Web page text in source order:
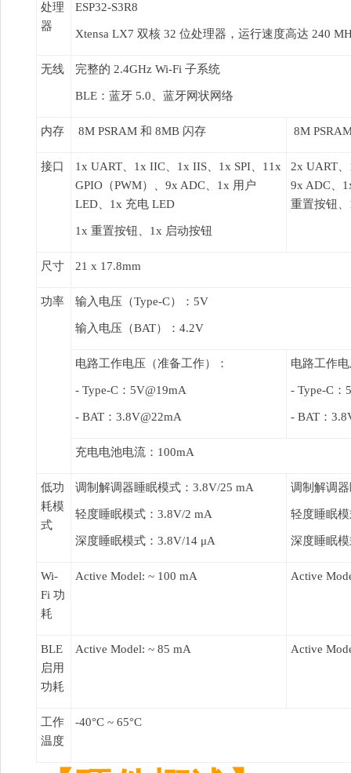
处理
器
ESP32-S3R8
Xtensa LX7 双核 32 位处理器，运行速度高达 240
无线 完整的 2.4GHz Wi-Fi 子系统
BLE：蓝牙 5.0、蓝牙网状网络
内存 8M PSRAM 和 8MB 闪存 8M
接口
1x UART、1x IIC、1x IIS、1x SPI、11x
GPIO（PWM）、9x ADC、1x 用户
LED、1x 充电 LED
1x 重置按钮、1x 启动按钮
2x UART
9x ADC、
重置按钮
尺寸 21 x 17.8mm
功率 输入电压（Type-C）：5V
输入电压（BAT）：4.2V
电路工作电压（准备工作）：
- Type-C：5V@19mA
- BAT：3.8V@22mA
电路工作
- Type-C：
- BAT：
充电电池电流：100mA
低功
耗模
式
调制解调器睡眠模式：3.8V/25 mA
轻度睡眠模式：3.8V/2 mA
深度睡眠模式：3.8V/14 μA
调制解调
轻度睡眠
深度睡眠
Wi-
Fi 功
耗
Active Model: ~ 100 mA Active
BLE
启用
功耗
Active Model: ~ 85 mA Active
工作
温度
-40°C ~ 65°C